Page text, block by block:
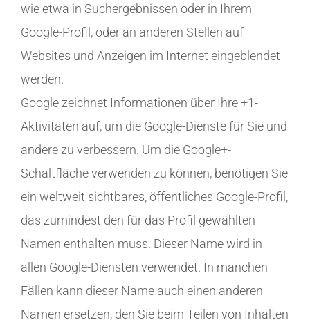
wie etwa in Suchergebnissen oder in Ihrem
Google-Profil, oder an anderen Stellen auf
Websites und Anzeigen im Internet eingeblendet
werden.
Google zeichnet Informationen über Ihre +1-
Aktivitäten auf, um die Google-Dienste für Sie und
andere zu verbessern. Um die Google+-
Schaltfläche verwenden zu können, benötigen Sie
ein weltweit sichtbares, öffentliches Google-Profil,
das zumindest den für das Profil gewählten
Namen enthalten muss. Dieser Name wird in
allen Google-Diensten verwendet. In manchen
Fällen kann dieser Name auch einen anderen
Namen ersetzen, den Sie beim Teilen von Inhalten